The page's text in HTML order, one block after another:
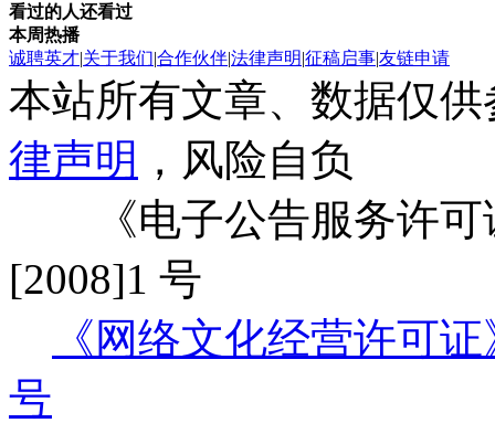
看过的人还看过
本周热播
诚聘英才|关于我们|合作伙伴|法律声明|征稿启事|友链申请
本站所有文章、数据仅
律声明 ，风险自负
《电子公告服务许可
[2008]1 号
《网络文化经营许可
号